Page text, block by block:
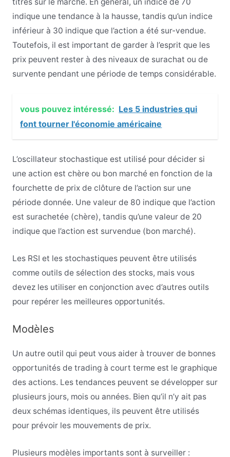
indique une tendance à la hausse, tandis qu’un indice
inférieur à 30 indique que l’action a été sur-vendue.
Toutefois, il est important de garder à l’esprit que les
prix peuvent rester à des niveaux de surachat ou de
survente pendant une période de temps considérable.
vous pouvez intéressé: Les 5 industries qui
font tourner l'économie américaine
L’oscillateur stochastique est utilisé pour décider si
une action est chère ou bon marché en fonction de la
fourchette de prix de clôture de l’action sur une
période donnée. Une valeur de 80 indique que l’action
est surachetée (chère), tandis qu’une valeur de 20
indique que l’action est survendue (bon marché).
Les RSI et les stochastiques peuvent être utilisés
comme outils de sélection des stocks, mais vous
devez les utiliser en conjonction avec d’autres outils
pour repérer les meilleures opportunités.
Modèles
Un autre outil qui peut vous aider à trouver de bonnes
opportunités de trading à court terme est le graphique
des actions. Les tendances peuvent se développer sur
plusieurs jours, mois ou années. Bien qu’il n’y ait pas
deux schémas identiques, ils peuvent être utilisés
pour prévoir les mouvements de prix.
Plusieurs modèles importants sont à surveiller :